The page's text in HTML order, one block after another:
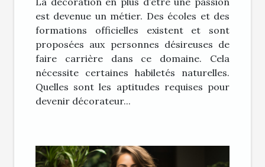
est devenue un métier. Des écoles et des
formations officielles existent et sont
proposées aux personnes désireuses de
faire carrière dans ce domaine. Cela
nécessite certaines habiletés naturelles.
Quelles sont les aptitudes requises pour
devenir décorateur...